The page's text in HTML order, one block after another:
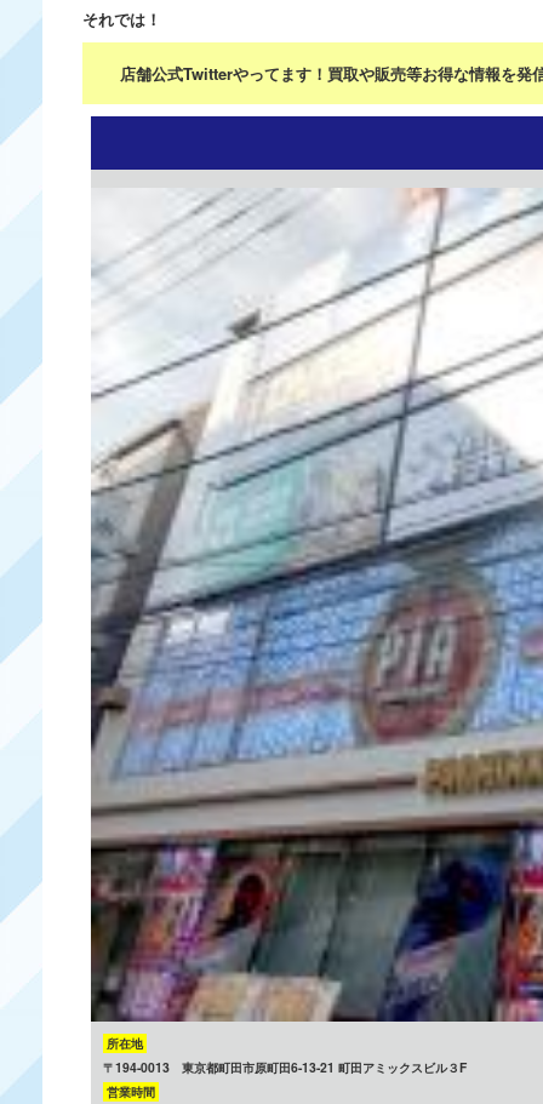
それでは！
店舗公式Twitterやってます！買取や販売等お得な情報を
所在地
〒194-0013 東京都町田市原町田6-13-21 町田アミックスビル３F
営業時間